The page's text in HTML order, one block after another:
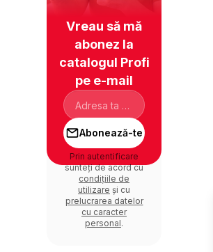
Vreau să mă
abonez la
catalogul Profi
pe e-mail
Abonează-te
Prin autentificare
sunteți de acord cu
condițiile de
utilizare și cu
prelucrarea datelor
cu caracter
personal.